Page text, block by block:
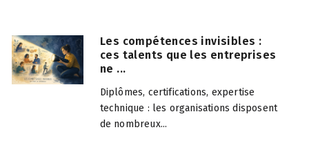
Les compétences invisibles :
ces talents que les entreprises
ne ...
Diplômes, certifications, expertise
technique : les organisations disposent
de nombreux...